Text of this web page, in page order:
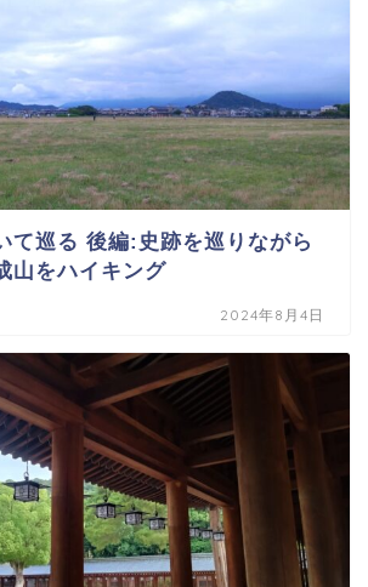
て巡る 後編:史跡を巡りながら
山をハイキング
2024年8月4日